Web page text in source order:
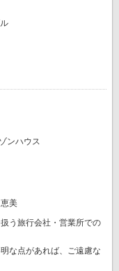
ンハウス
美
う旅行会社・営業所での
な点があれば、ご遠慮な